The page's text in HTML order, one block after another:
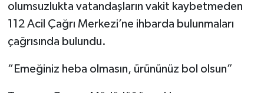
olumsuzlukta vatandaşların vakit kaybetmeden
112 Acil Çağrı Merkezi’ne ihbarda bulunmaları
çağrısında bulundu.
“Emeğiniz heba olmasın, ürününüz bol olsun”